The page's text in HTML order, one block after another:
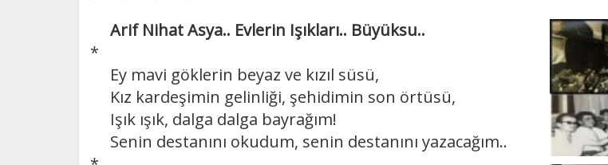
Arif Nihat Asya.. Evlerin Işıkları.. Büyüksu..
*
Ey mavi göklerin beyaz ve kızıl süsü,
Kız kardeşimin gelinliği, şehidimin son örtüsü,
Işık ışık, dalga dalga bayrağım!
Senin destanını okudum, senin destanını yazacağım..